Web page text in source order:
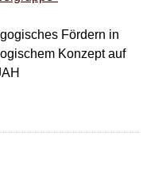
Fördern in
Konzept auf